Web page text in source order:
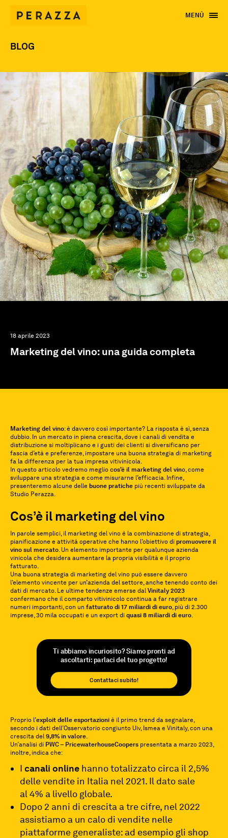
MENÙ
BLOG
18 aprile 2023
Marketing del vino: una guida completa
Marketing del vino: è davvero così importante? La risposta è sì, senza
dubbio. In un mercato in piena crescita, dove i canali di vendita e
distribuzione si moltiplicano e i gusti dei clienti si diversificano per
fascia d’età e preferenze, impostare una buona strategia di marketing
fa la differenza per la tua impresa vitivinicola.
In questo articolo vedremo meglio cos’è il marketing del vino, come
sviluppare una strategia e come misurarne l’efficacia. Infine,
presenteremo alcune delle buone pratiche più recenti sviluppate da
Studio Perazza.
Cos’è il marketing del vino
In parole semplici, il marketing del vino è la combinazione di strategia,
pianificazione e attività operative che hanno l’obiettivo di promuovere il
vino sul mercato. Un elemento importante per qualunque azienda
vinicola che desidera aumentare la propria visibilità e il proprio
fatturato.
Una buona strategia di marketing del vino può essere davvero
l’elemento vincente per un’azienda del settore, anche tenendo conto dei
dati di mercato. Le ultime tendenze emerse dal Vinitaly 2023
confermano che il comparto vitivinicolo continua a far registrare
numeri importanti, con un fatturato di 17 miliardi di euro, più di 2.300
imprese, 30 mila occupati e un export di quasi 8 miliardi di euro.
Ti abbiamo incuriosito? Siamo pronti ad
ascoltarti: parlaci del tuo progetto!
Contattaci subito!
Proprio l’exploit delle esportazioni è il primo trend da segnalare,
secondo i dati dell’Osservatorio congiunto Uiv, Ismea e Vinitaly, con una
crescita del 9,8% in valore.
Un’analisi di PWC – PricewaterhouseCoopers presentata a marzo 2023,
inoltre, indica che:
I canali online hanno totalizzato circa il 2,5%
delle vendite in Italia nel 2021. Il dato sale
al 4% a livello globale.
Dopo 2 anni di crescita a tre cifre, nel 2022
assistiamo a un calo di vendite nelle
piattaforme generaliste: ad esempio gli shop